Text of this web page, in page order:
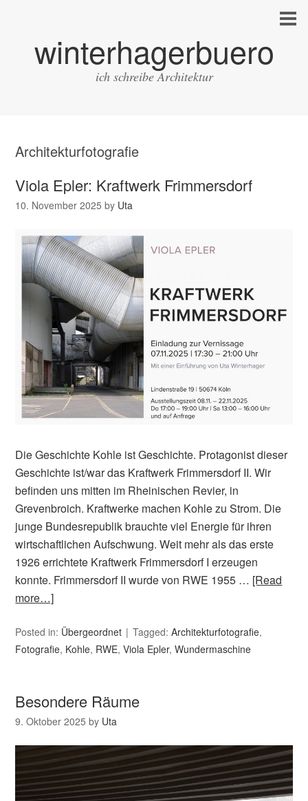
winterhagerbuero
ich schreibe Architektur
Architekturfotografie
Viola Epler: Kraftwerk Frimmersdorf
10. November 2025 by Uta
Die Geschichte Kohle ist Geschichte. Protagonist dieser
Geschichte ist/war das Kraftwerk Frimmersdorf II. Wir
befinden uns mitten im Rheinischen Revier, in
Grevenbroich. Kraftwerke machen Kohle zu Strom. Die
junge Bundesrepublik brauchte viel Energie für ihren
wirtschaftlichen Aufschwung. Weit mehr als das erste
1926 errichtete Kraftwerk Frimmersdorf I erzeugen
konnte. Frimmersdorf II wurde von RWE 1955 … [Read
more…]
Posted in: Übergeordnet Tagged:Architekturfotografie,
Fotografie, Kohle, RWE,Viola Epler,Wundermaschine
Besondere Räume
9. Oktober 2025 by Uta